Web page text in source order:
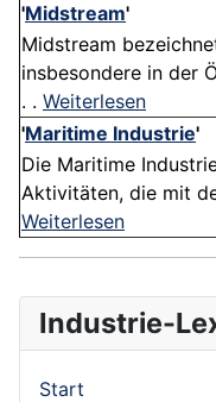
'Midstream'
Midstream
insbesondere in der
. . Weiterlesen
'Maritime Industrie'
Die Maritime
Aktivitäten, die mit
Weiterlesen
Industrie-
Start